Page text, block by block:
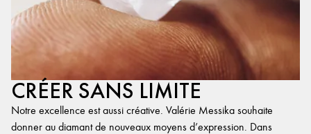
CRÉER SANS LIMITE
Notre excellence est aussi créative. Valérie Messika souhaite
donner au diamant de nouveaux moyens d’expression. Dans